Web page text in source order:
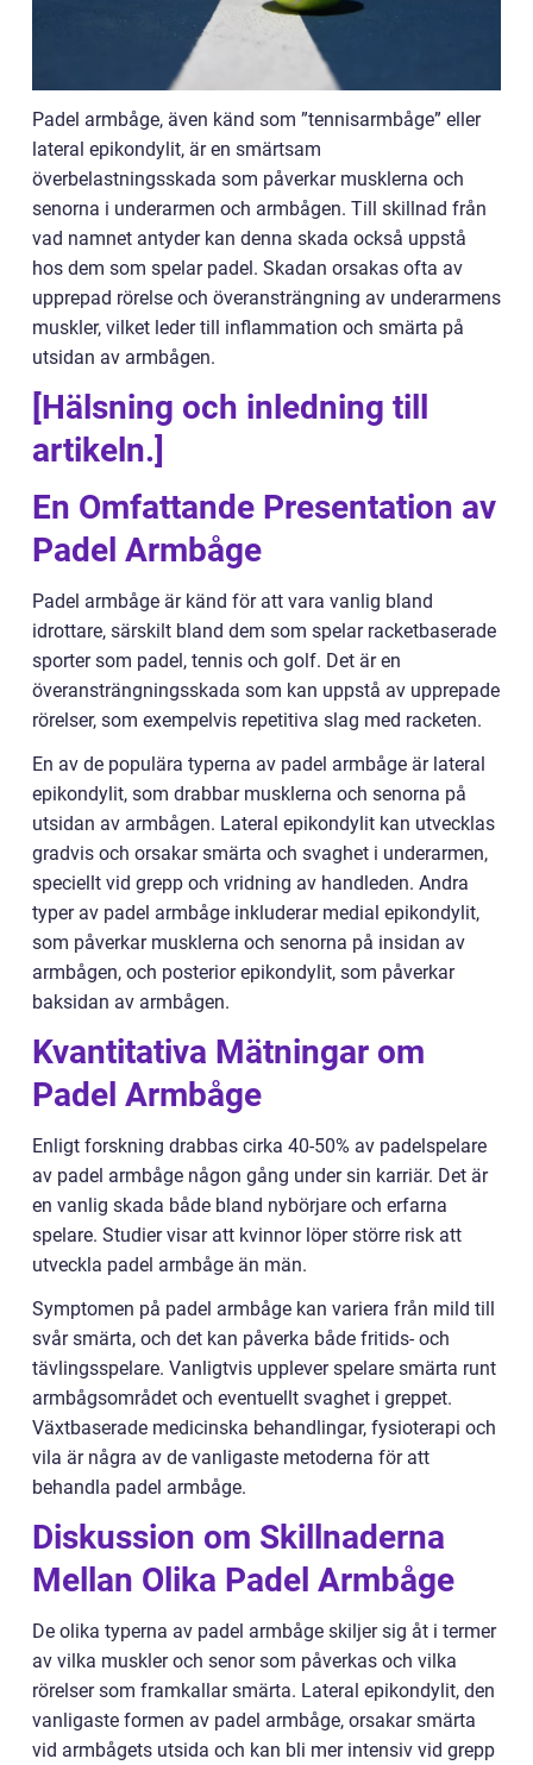
Padel armbåge, även känd som ”tennisarmbåge” eller
lateral epikondylit, är en smärtsam
överbelastningsskada som påverkar musklerna och
senorna i underarmen och armbågen. Till skillnad från
vad namnet antyder kan denna skada också uppstå
hos dem som spelar padel. Skadan orsakas ofta av
upprepad rörelse och överansträngning av underarmens
muskler, vilket leder till inflammation och smärta på
utsidan av armbågen.
[Hälsning och inledning till
artikeln.]
En Omfattande Presentation av
Padel Armbåge
Padel armbåge är känd för att vara vanlig bland
idrottare, särskilt bland dem som spelar racketbaserade
sporter som padel, tennis och golf. Det är en
överansträngningsskada som kan uppstå av upprepade
rörelser, som exempelvis repetitiva slag med racketen.
En av de populära typerna av padel armbåge är lateral
epikondylit, som drabbar musklerna och senorna på
utsidan av armbågen. Lateral epikondylit kan utvecklas
gradvis och orsakar smärta och svaghet i underarmen,
speciellt vid grepp och vridning av handleden. Andra
typer av padel armbåge inkluderar medial epikondylit,
som påverkar musklerna och senorna på insidan av
armbågen, och posterior epikondylit, som påverkar
baksidan av armbågen.
Kvantitativa Mätningar om
Padel Armbåge
Enligt forskning drabbas cirka 40-50% av padelspelare
av padel armbåge någon gång under sin karriär. Det är
en vanlig skada både bland nybörjare och erfarna
spelare. Studier visar att kvinnor löper större risk att
utveckla padel armbåge än män.
Symptomen på padel armbåge kan variera från mild till
svår smärta, och det kan påverka både fritids- och
tävlingsspelare. Vanligtvis upplever spelare smärta runt
armbågsområdet och eventuellt svaghet i greppet.
Växtbaserade medicinska behandlingar, fysioterapi och
vila är några av de vanligaste metoderna för att
behandla padel armbåge.
Diskussion om Skillnaderna
Mellan Olika Padel Armbåge
De olika typerna av padel armbåge skiljer sig åt i termer
av vilka muskler och senor som påverkas och vilka
rörelser som framkallar smärta. Lateral epikondylit, den
vanligaste formen av padel armbåge, orsakar smärta
vid armbågets utsida och kan bli mer intensiv vid grepp